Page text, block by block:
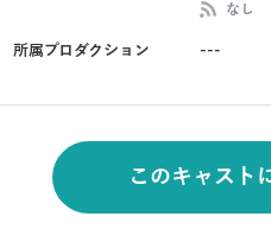
なし
所属プロダクション ---
このキャスト